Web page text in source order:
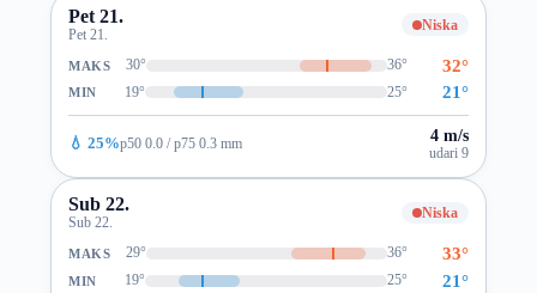
Pet 21.
Pet 21.
Niska
MAKS 30° 36° 32°
MIN 19° 25° 21°
💧 25%p50 0.0 / p75 0.3 mm 4 m/s
udari 9
Sub 22.
Sub 22.
Niska
MAKS 29° 36° 33°
MIN 19° 25° 21°